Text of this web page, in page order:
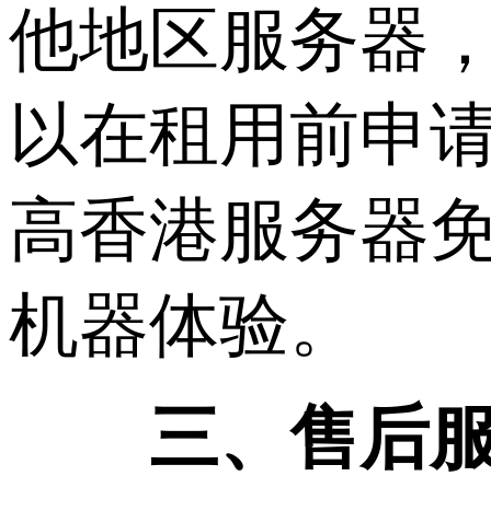
他地区服务器
以在租用前申
高香港服务器
机器体验。
三、售后